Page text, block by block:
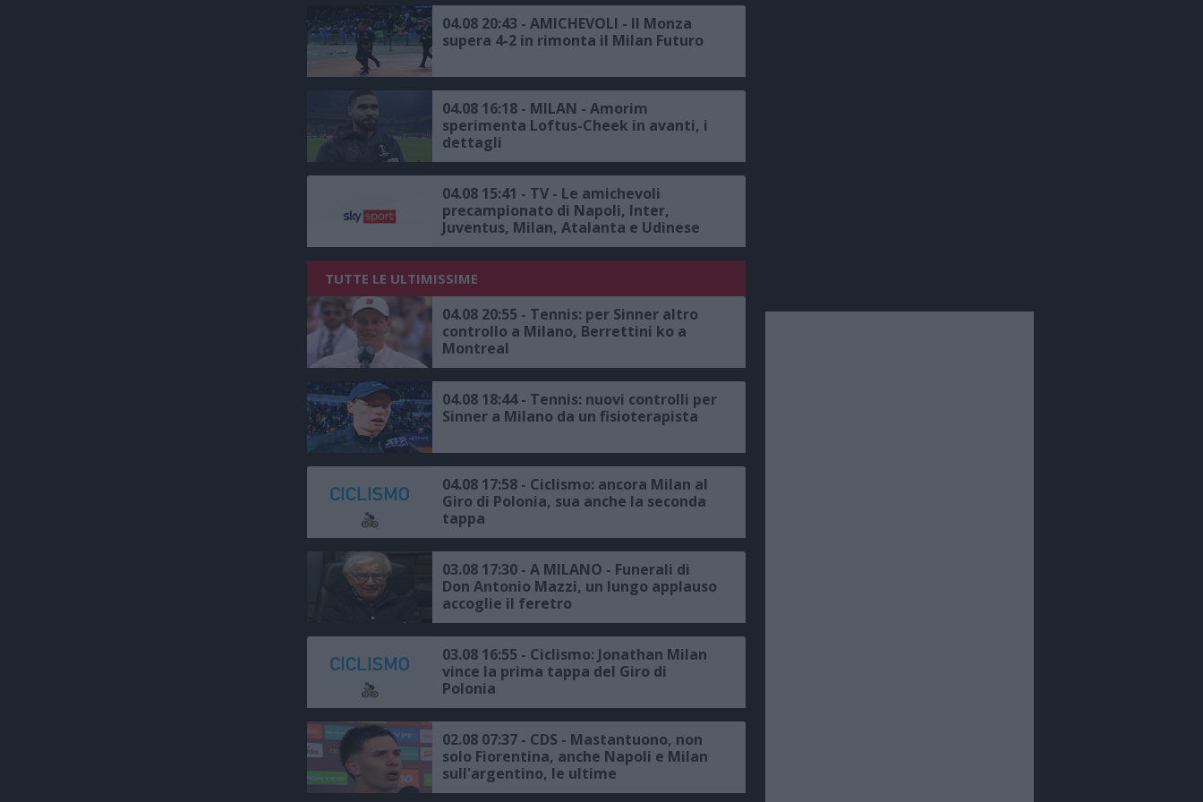
04.08 20:43 - AMICHEVOLI - Il Monza
supera 4-2 in rimonta il Milan Futuro
04.08 16:18 - MILAN - Amorim
sperimenta Loftus-Cheek in avanti, i
dettagli
04.08 15:41 - TV - Le amichevoli
precampionato di Napoli, Inter,
Juventus, Milan, Atalanta e Udinese
su Sky, il calendario completo
TUTTE LE ULTIMISSIME
04.08 20:55 - Tennis: per Sinner altro
controllo a Milano, Berrettini ko a
Montreal
04.08 18:44 - Tennis: nuovi controlli per
Sinner a Milano da un fisioterapista
04.08 17:58 - Ciclismo: ancora Milan al
Giro di Polonia, sua anche la seconda
tappa
03.08 17:30 - A MILANO - Funerali di
Don Antonio Mazzi, un lungo applauso
accoglie il feretro
03.08 16:55 - Ciclismo: Jonathan Milan
vince la prima tappa del Giro di
Polonia
02.08 07:37 - CDS - Mastantuono, non
solo Fiorentina, anche Napoli e Milan
sull'argentino, le ultime